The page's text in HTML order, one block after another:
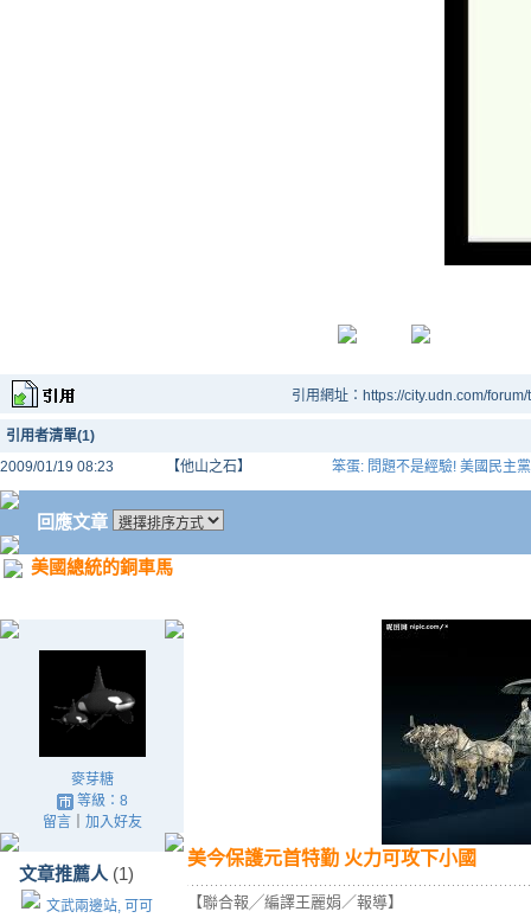
引用網址：https://city.udn.com/
引用者清單(1)
2009/01/19 08:23
【他山之石】 笨蛋: 問題不是經驗! 美國民主
回應文章
美國總統的銅車馬
麥芽糖
等級：8
留言｜ 加入好友
文章推薦人 (1)
文武兩邊站, 可可
美今保護元首特勤 火力可攻下小國
【聯合報╱編譯王麗娟／報導】